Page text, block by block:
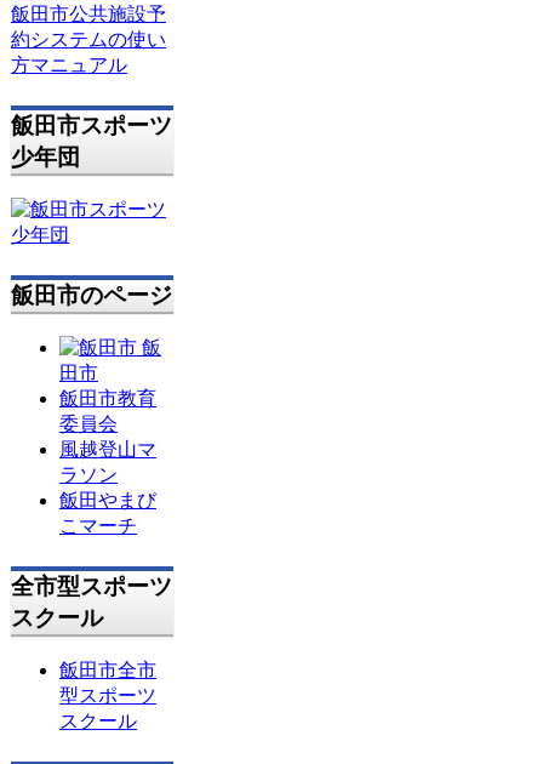
飯田市公共施設予
約システムの使い
方マニュアル
飯田市スポーツ
少年団
飯田市のページ
飯
田市
飯田市教育
委員会
風越登山マ
ラソン
飯田やまび
こマーチ
全市型スポーツ
スクール
飯田市全市
型スポーツ
スクール